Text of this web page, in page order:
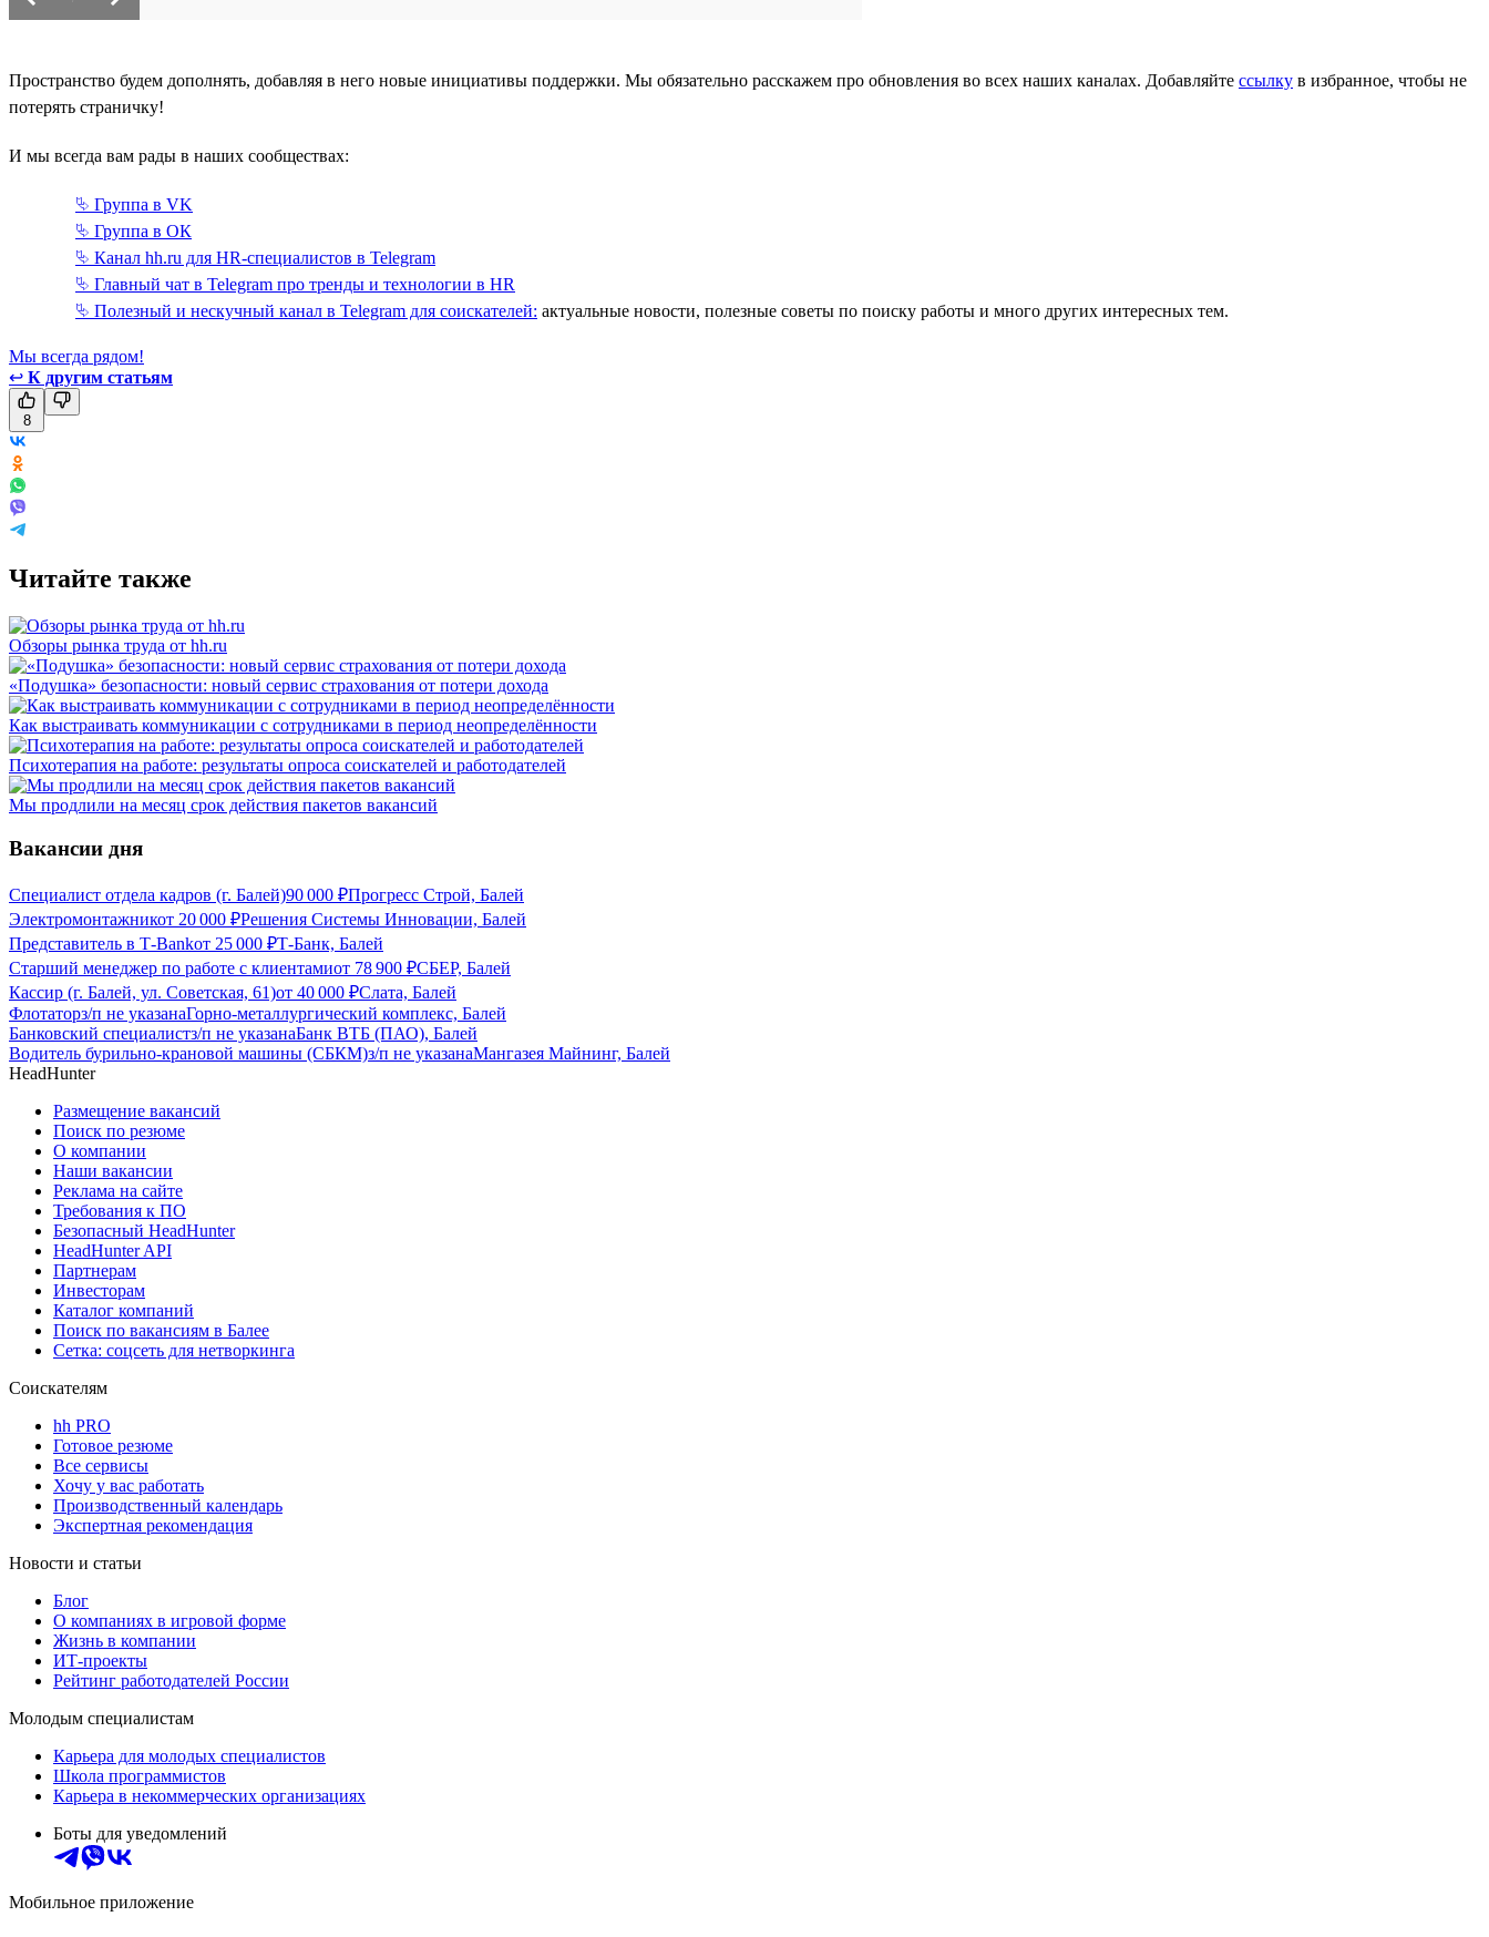
Пространство будем дополнять, добавляя в него новые инициативы поддержки. Мы обязательно расскажем про обновления во всех наших каналах. Добавляйте ссылку в избранное, чтобы не
потерять страничку!
И мы всегда вам рады в наших сообществах:
⮱ Группа в VK
⮱ Группа в ОК
⮱ Канал hh.ru для HR-специалистов в Telegram
⮱ Главный чат в Telegram про тренды и технологии в HR
⮱ Полезный и нескучный канал в Telegram для соискателей: актуальные новости, полезные советы по поиску работы и много других интересных тем.
Мы всегда рядом!
↩ К другим статьям
8
Читайте также
Обзоры рынка труда от hh.ru
«Подушка» безопасности: новый сервис страхования от потери дохода
Как выстраивать коммуникации с сотрудниками в период неопределённости
Психотерапия на работе: результаты опроса соискателей и работодателей
Мы продлили на месяц срок действия пакетов вакансий
Вакансии дня
Специалист отдела кадров (г. Балей)90 000 ₽Прогресс Строй, Балей
Электромонтажникот 20 000 ₽Решения Системы Инновации, Балей
Представитель в Т-Bankот 25 000 ₽Т-Банк, Балей
Старший менеджер по работе с клиентамиот 78 900 ₽СБЕР, Балей
Кассир (г. Балей, ул. Советская, 61)от 40 000 ₽Слата, Балей
Флотаторз/п не указанаГорно-металлургический комплекс, Балей
Банковский специалистз/п не указанаБанк ВТБ (ПАО), Балей
Водитель бурильно-крановой машины (СБКМ)з/п не указанаМангазея Майнинг, Балей
HeadHunter
Размещение вакансий
Поиск по резюме
О компании
Наши вакансии
Реклама на сайте
Требования к ПО
Безопасный HeadHunter
HeadHunter API
Партнерам
Инвесторам
Каталог компаний
Поиск по вакансиям в Балее
Сетка: соцсеть для нетворкинга
Соискателям
hh PRO
Готовое резюме
Все сервисы
Хочу у вас работать
Производственный календарь
Экспертная рекомендация
Новости и статьи
Блог
О компаниях в игровой форме
Жизнь в компании
ИТ-проекты
Рейтинг работодателей России
Молодым специалистам
Карьера для молодых специалистов
Школа программистов
Карьера в некоммерческих организациях
Боты для уведомлений
Мобильное приложение